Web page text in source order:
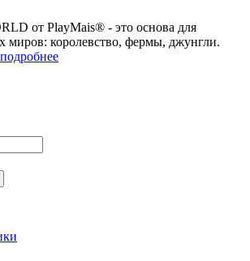
от PlayMais® - это основа для
миров: королевство, фермы, джунгли.